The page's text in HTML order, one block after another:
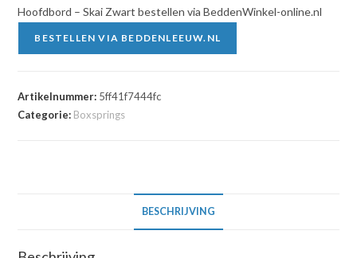
Hoofdbord – Skai Zwart bestellen via BeddenWinkel-online.nl
BESTELLEN VIA BEDDENLEEUW.NL
Artikelnummer: 5ff41f7444fc
Categorie: Boxsprings
BESCHRIJVING